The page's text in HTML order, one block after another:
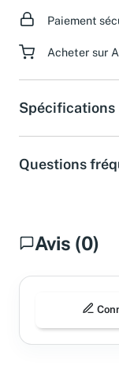
Paiement
Acheter sur
Spécifications
Questions
Avis (0)